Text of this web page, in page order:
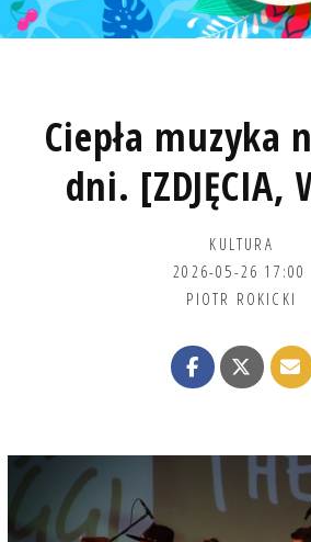
Ciepła muzyka
dni. [ZDJĘCIA,
KULTURA
2026-05-26 17:00
PIOTR ROKICKI